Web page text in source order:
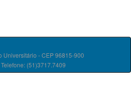
Universitário - CEP 96815-900
(51)3717.7409